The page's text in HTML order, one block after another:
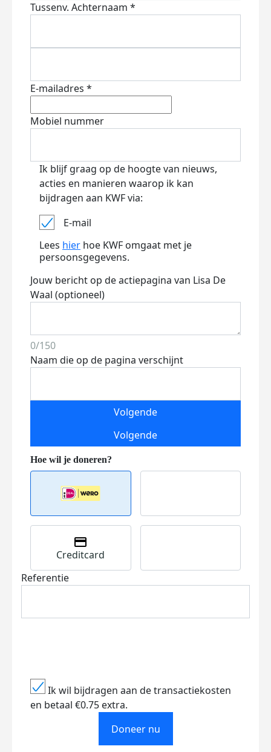
Tussenv. Achternaam *
E-mailadres *
Mobiel nummer
Ik blijf graag op de hoogte van nieuws,
acties en manieren waarop ik kan
bijdragen aan KWF via:
E-mail
Lees hier hoe KWF omgaat met je
persoonsgegevens.
Jouw bericht op de actiepagina van Lisa De
Waal (optioneel)
0/150
Naam die op de pagina verschijnt
Volgende
Volgende
Creditcard
Referentie
Ik wil bijdragen aan de transactiekosten
en betaal €0.75 extra.
Doneer nu